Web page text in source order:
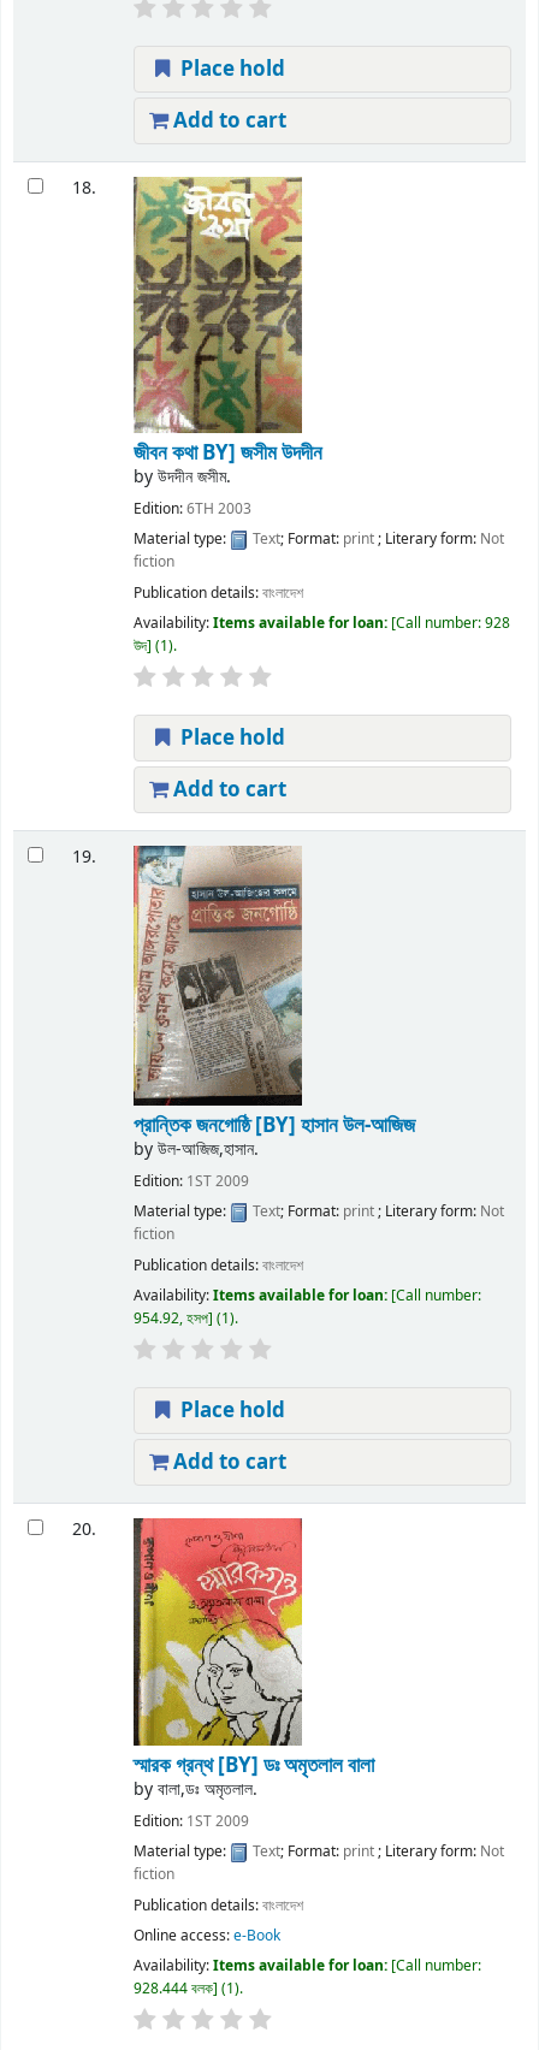
Place hold
Add to cart
18.
জীবন কথাBY] জসীম উদদীন
byউদদীন জসীম.
Edition:6TH 2003
Material type:
Text; Format: print; Literary form: Not
fiction
Publication details:বাংলাদেশ
Availability:Items available for loan: Call number:928
উদ (1).
Place hold
Add to cart
19.
প্রান্তিক জনগোষ্ঠি[BY] হাসান উল-আজিজ
byউল-আজিজ,হাসান.
Edition: 1ST 2009
Material type:
Text; Format: print; Literary form: Not
fiction
Publication details:বাংলাদেশ
Availability:Items available for loan: Call number:
954.92, হসপ (1).
Place hold
Add to cart
20.
স্মারক গ্রন্থ[BY] ডঃ অমৃতলাল বালা
byবালা,ডঃ অমৃতলাল.
Edition: 1ST 2009
Material type:
Text; Format: print; Literary form: Not
fiction
Publication details:বাংলাদেশ
Online access:e-Book
Availability:Items available for loan: Call number:
928.444 বলক (1).